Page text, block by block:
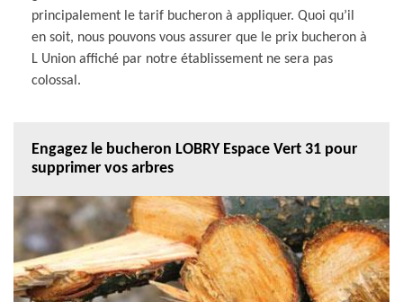
principalement le tarif bucheron à appliquer. Quoi qu’il
en soit, nous pouvons vous assurer que le prix bucheron à
L Union affiché par notre établissement ne sera pas
colossal.
Engagez le bucheron LOBRY Espace Vert 31 pour
supprimer vos arbres